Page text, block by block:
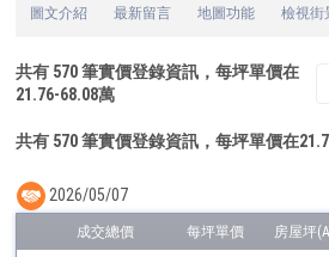
圖文介紹 最新留言 地圖功能 檢視街
共有 570筆實價登錄資訊，每坪單價在
21.76-68.08萬
共有 570 筆實價登錄資訊，每坪單價在
2026/05/07